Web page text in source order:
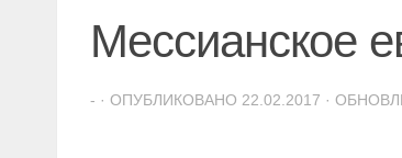
Мессианское
- · ОПУБЛИКОВАНО 22.02.2017 ·